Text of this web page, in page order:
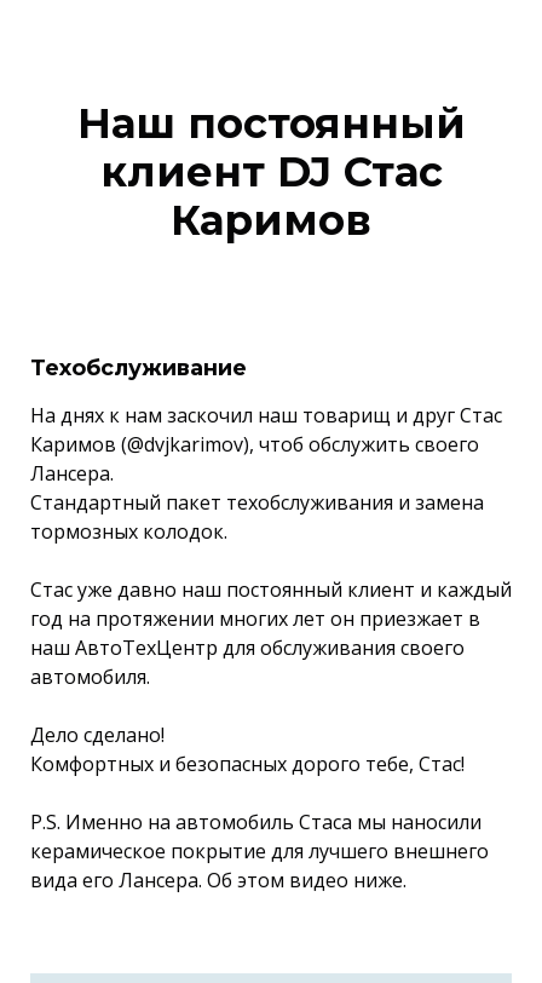
Наш постоянный
клиент DJ Стас
Каримов
Техобслуживание
На днях к нам заскочил наш товарищ и друг Стас
Каримов (@dvjkarimov), чтоб обслужить своего
Лансера.
Стандартный пакет техобслуживания и замена
тормозных колодок.
Стас уже давно наш постоянный клиент и каждый
год на протяжении многих лет он приезжает в
наш АвтоТехЦентр для обслуживания своего
автомобиля.
Дело сделано!
Комфортных и безопасных дорого тебе, Стас!
P.S. Именно на автомобиль Стаса мы наносили
керамическое покрытие для лучшего внешнего
вида его Лансера. Об этом видео ниже.